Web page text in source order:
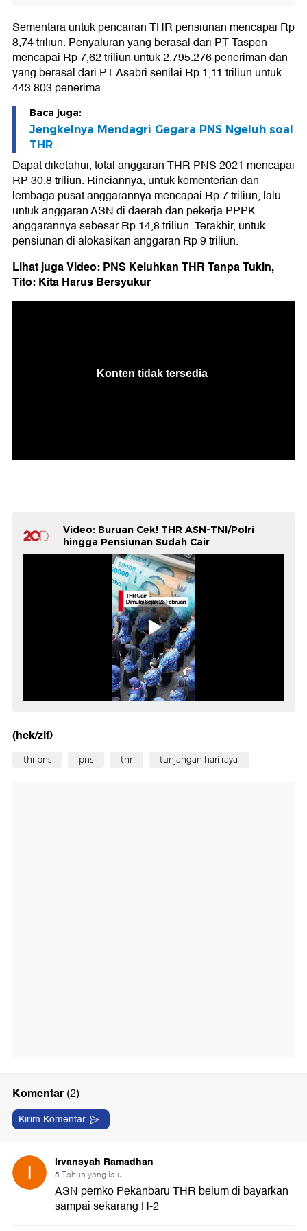
Sementara untuk pencairan THR pensiunan mencapai Rp
8,74 triliun. Penyaluran yang berasal dari PT Taspen
mencapai Rp 7,62 triliun untuk 2.795.276 peneriman dan
yang berasal dari PT Asabri senilai Rp 1,11 triliun untuk
443.803 penerima.
Baca juga:
Jengkelnya Mendagri Gegara PNS Ngeluh soal
THR
Dapat diketahui, total anggaran THR PNS 2021 mencapai
RP 30,8 triliun. Rinciannya, untuk kementerian dan
lembaga pusat anggarannya mencapai Rp 7 triliun, lalu
untuk anggaran ASN di daerah dan pekerja PPPK
anggarannya sebesar Rp 14,8 triliun. Terakhir, untuk
pensiunan di alokasikan anggaran Rp 9 triliun.
Lihat juga Video: PNS Keluhkan THR Tanpa Tukin,
Tito: Kita Harus Bersyukur
Video: Buruan Cek! THR ASN-TNI/Polri
hingga Pensiunan Sudah Cair
(hek/zlf)
thr pns pns thr tunjangan hari raya